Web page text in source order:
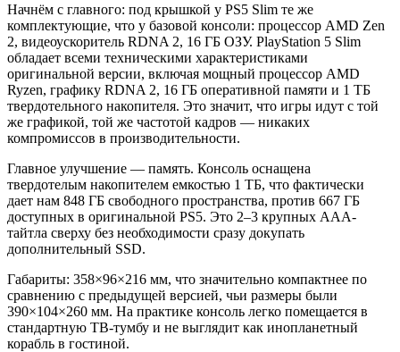
Начнём с главного: под крышкой у PS5 Slim те же
комплектующие, что у базовой консоли: процессор AMD Zen
2, видеоускоритель RDNA 2, 16 ГБ ОЗУ. PlayStation 5 Slim
обладает всеми техническими характеристиками
оригинальной версии, включая мощный процессор AMD
Ryzen, графику RDNA 2, 16 ГБ оперативной памяти и 1 ТБ
твердотельного накопителя. Это значит, что игры идут с той
же графикой, той же частотой кадров — никаких
компромиссов в производительности.
Главное улучшение — память. Консоль оснащена
твердотелым накопителем емкостью 1 ТБ, что фактически
дает нам 848 ГБ свободного пространства, против 667 ГБ
доступных в оригинальной PS5. Это 2–3 крупных AAA-
тайтла сверху без необходимости сразу докупать
дополнительный SSD.
Габариты: 358×96×216 мм, что значительно компактнее по
сравнению с предыдущей версией, чьи размеры были
390×104×260 мм. На практике консоль легко помещается в
стандартную ТВ-тумбу и не выглядит как инопланетный
корабль в гостиной.